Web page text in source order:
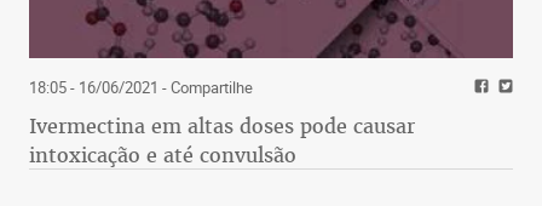
18:05 - 16/06/2021 - Compartilhe
Ivermectina em altas doses pode causar
intoxicação e até convulsão